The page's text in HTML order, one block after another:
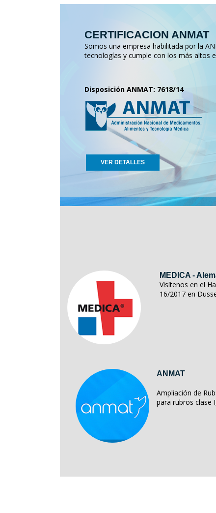
CERTIFICACION ANMAT
Somos una empresa habilitada por la
tecnologías y cumple con los más altos
Disposición ANMAT: 7618/14
VER DETALLES
MEDICA -
Visítenos en el
16/2017 en
ANMAT
Ampliación de
para rubros clase